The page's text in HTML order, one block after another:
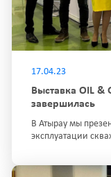
17.04.23
Выставка OIL &
завершилась
В Атырау мы
эксплуатации